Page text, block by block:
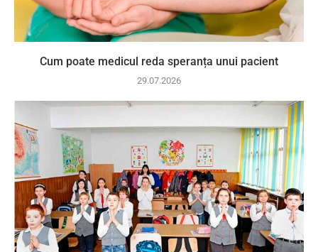
Cum poate medicul reda speranța unui pacient
29.07.2026